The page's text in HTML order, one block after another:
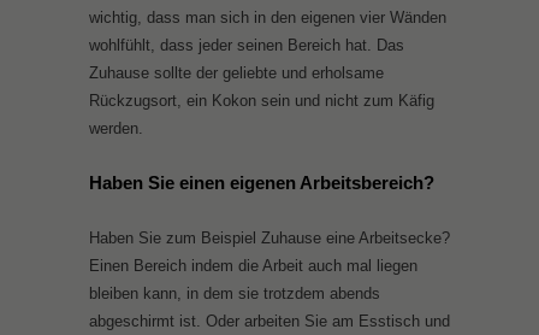
wichtig, dass man sich in den eigenen vier Wänden
wohlfühlt, dass jeder seinen Bereich hat. Das
Zuhause sollte der geliebte und erholsame
Rückzugsort, ein Kokon sein und nicht zum Käfig
werden.
Haben Sie einen eigenen Arbeitsbereich?
Haben Sie zum Beispiel Zuhause eine Arbeitsecke?
Einen Bereich indem die Arbeit auch mal liegen
bleiben kann, in dem sie trotzdem abends
abgeschirmt ist. Oder arbeiten Sie am Esstisch und